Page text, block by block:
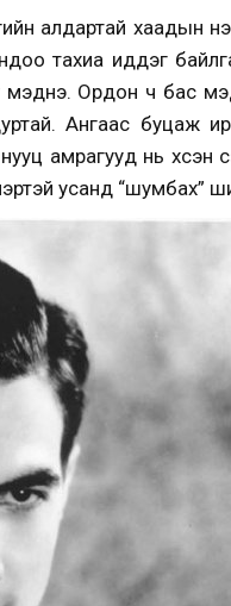
алдартай хаадын
тахиа иддэг
Ордон ч бас
Ангаас буцаж
амрагууд нь үхсэн
усанд “шумбах”